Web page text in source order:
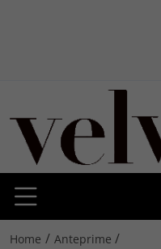
Home / Anteprime /